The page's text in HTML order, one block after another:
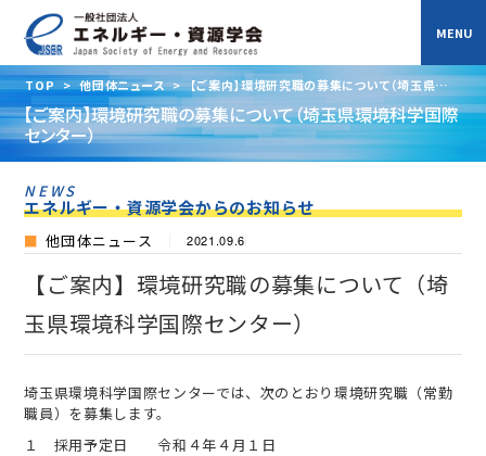
TOP > 他団体ニュース > 【ご案内】環境研究職の募集について（埼玉県環境
科学国際センター）
【ご案内】環境研究職の募集について（埼玉県環境科学国際
センター）
NEWS
エネルギー・資源学会からのお知らせ
他団体ニュース 2021.09.6
【ご案内】環境研究職の募集について（埼
玉県環境科学国際センター）
埼玉県環境科学国際センターでは、次のとおり環境研究職（常勤
職員）を募集します。
１ 採用予定日 令和４年４月１日